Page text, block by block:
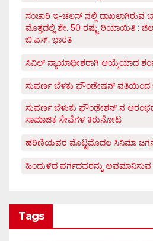
ಸಂಚಾರಿ ಇ-ಚಲನ್ ನಲ್ಲಿ ದಾಖಲಾಗಿರುವ
ಮೊತ್ತದಲ್ಲಿ ಶೇ. 50 ರಷ್ಟು ರಿಯಾಯಿತಿ :
ಬಿ.ಎಸ್. ಭಾರತಿ
ಸಿವಿಲ್ ನ್ಯಾಯಾಧೀಶರಾಗಿ ಆಯ್ಕೆಯಾದ
ಸುವರ್ಣ ಬೆಳಕು ಫೌಂಡೇಷನ್ ವತಿಯಿಂದ
ಸುವರ್ಣ ಬೆಳುಕು ಫೌಂಢೇಶನ್ ನ
ಸಾಮಾಜಿಕ ಸೇವೆಗಳ ಕಿರುನೋಟ
ಹರಿಣಿಯವರ ಮೊಟ್ಟಮೊದಲ ಸಿನಿಮಾ
ಹಿಂದುಳಿದ ವರ್ಗದವರನ್ನು ಅವಮಾನಿಸುವ
Tags